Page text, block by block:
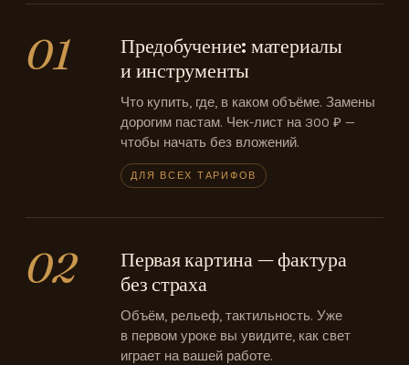
01
Предобучение: материалы
и инструменты
Что купить, где, в каком объёме. Замены
дорогим пастам. Чек-лист на 300 ₽ —
чтобы начать без вложений.
ДЛЯ ВСЕХ ТАРИФОВ
02
Первая картина — фактура
без страха
Объём, рельеф, тактильность. Уже
в первом уроке вы увидите, как свет
играет на вашей работе.